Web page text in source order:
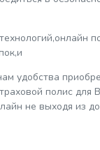
удобства
полис
не выходя из